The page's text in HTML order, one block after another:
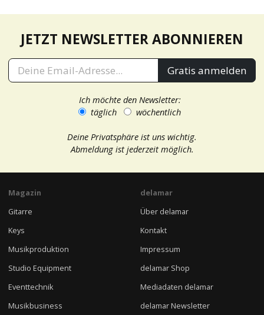
JETZT NEWSLETTER ABONNIEREN
Gratis anmelden
Ich möchte den Newsletter:
täglich
wöchentlich
Deine Privatsphäre ist uns wichtig.
Abmeldung ist jederzeit möglich.
Magazin
Gitarre
Keys
Musikproduktion
Studio Equipment
Eventtechnik
Musikbusiness
delamar
Über delamar
Kontakt
Impressum
delamar Shop
Mediadaten delamar
delamar Newsletter